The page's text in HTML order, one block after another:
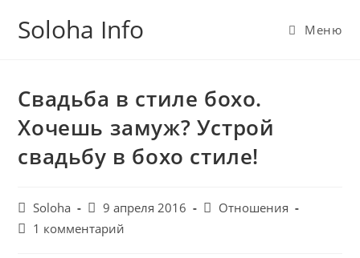
Soloha Info Меню
Свадьба в стиле бохо.
Хочешь замуж? Устрой
свадьбу в бохо стиле!
Post
author:
Soloha
Запись
опубликована:
9 апреля 2016
PostОтношения
Post1 комментарий